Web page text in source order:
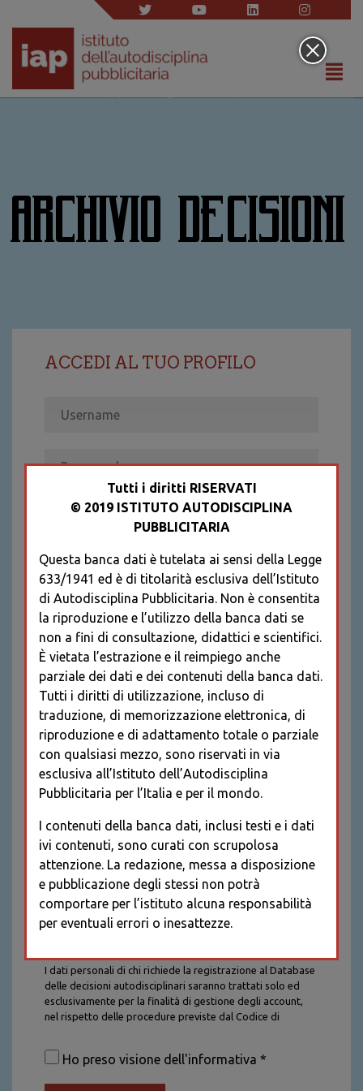
ARCHIVIO DECISIONI
ACCEDI AL TUO PROFILO
Recupera password
REGISTRATI
* I CAMPI CONTRASSEGNATI SONO
OBBLIGATORI
I dati personali di chi richiede la registrazione al Database
delle decisioni autodisciplinari saranno trattati solo ed
esclusivamente per la finalità di gestione degli account,
nel rispetto delle procedure previste dal Codice di
saranno trattati con tutte le cautele richieste dalla legge e
saranno conservati per la durata stabilita caso per caso
Ho preso visione dell'informativa *
Tutti i diritti RISERVATI
© 2019 ISTITUTO AUTODISCIPLINA
PUBBLICITARIA
Questa banca dati è tutelata ai sensi della Legge
633/1941 ed è di titolarità esclusiva dell’Istituto
di Autodisciplina Pubblicitaria. Non è consentita
la riproduzione e l’utilizzo della banca dati se
non a fini di consultazione, didattici e scientifici.
È vietata l’estrazione e il reimpiego anche
parziale dei dati e dei contenuti della banca dati.
Tutti i diritti di utilizzazione, incluso di
traduzione, di memorizzazione elettronica, di
riproduzione e di adattamento totale o parziale
con qualsiasi mezzo, sono riservati in via
esclusiva all’Istituto dell’Autodisciplina
Pubblicitaria per l’Italia e per il mondo.
I contenuti della banca dati, inclusi testi e i dati
ivi contenuti, sono curati con scrupolosa
attenzione. La redazione, messa a disposizione
e pubblicazione degli stessi non potrà
comportare per l’istituto alcuna responsabilità
per eventuali errori o inesattezze.